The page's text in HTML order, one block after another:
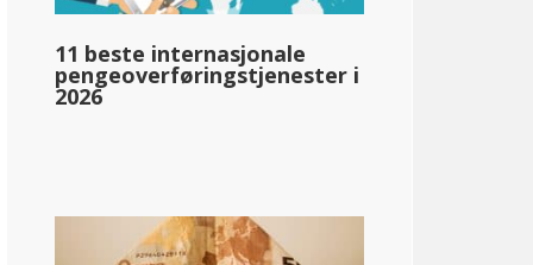
330
11 beste internasjonale
pengeoverføringstjenester i
2026